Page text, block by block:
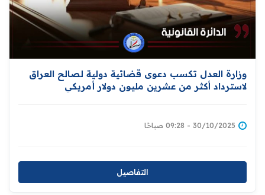
وزارة العدل تكسب دعوى قضائية دولية لصالح العراق
لاسترداد أكثر من عشرين مليون دولار أمريكي
30/10/2025 - 09:28 صباحًا
التفاصيل